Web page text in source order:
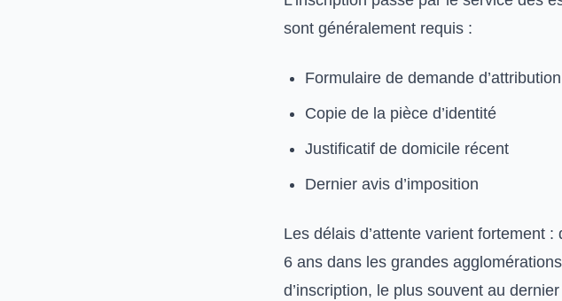
sont généralement requis :
Formulaire de demande d’attribution
Copie de la pièce d’identité
Justificatif de domicile récent
Dernier avis d’imposition
Les délais d’attente varient fortement
6 ans dans les grandes
d’inscription, le plus souvent au